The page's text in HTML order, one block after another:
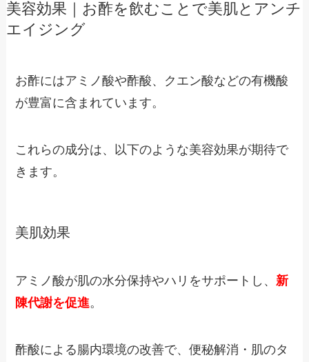
美容効果｜お酢を飲むことで美肌とアンチ
エイジング
お酢にはアミノ酸や酢酸、クエン酸などの有機酸
が豊富に含まれています。
これらの成分は、以下のような美容効果が期待で
きます。
美肌効果
アミノ酸が肌の水分保持やハリをサポートし、 新
陳代謝を促進。
酢酸による腸内環境の改善で、便秘解消・肌のタ